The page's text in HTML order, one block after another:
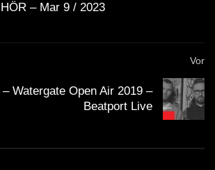
– Mar 9 / 2023
Vor
– Watergate Open Air 2019 –
Beatport Live